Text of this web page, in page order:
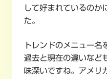
して好まれているのか
た。
トレンドのメニュー名
過去と現在の違いなど
味深いですね。アメ